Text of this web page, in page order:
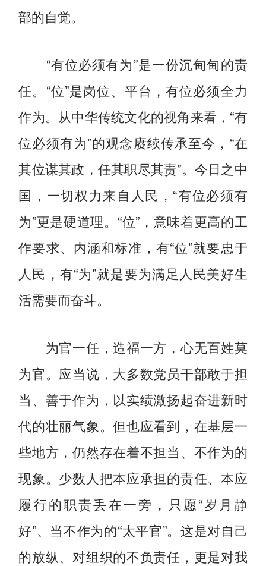
部的自觉。
“有位必须有为”是一份沉甸甸的责
任。“位”是岗位、平台，有位必须全力
作为。从中华传统文化的视角来看，“有
位必须有为”的观念赓续传承至今，“在
其位谋其政，任其职尽其责”。今日之中
国，一切权力来自人民，“有位必须有
为”更是硬道理。“位”，意味着更高的工
作要求、内涵和标准，有“位”就要忠于
人民，有“为”就是要为满足人民美好生
活需要而奋斗。
为官一任，造福一方，心无百姓莫
为官。应当说，大多数党员干部敢于担
当、善于作为，以实绩激扬起奋进新时
代的壮丽气象。但也应看到，在基层一
些地方，仍然存在着不担当、不作为的
现象。少数人把本应承担的责任、本应
履行的职责丢在一旁，只愿“岁月静
好”、当不作为的“太平官”。这是对自己
的放纵、对组织的不负责任，更是对我